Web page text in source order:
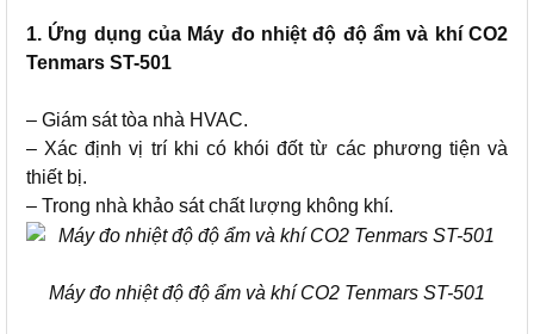
1. Ứng dụng của Máy đo nhiệt độ độ ẩm và khí CO2
Tenmars ST-501
– Giám sát tòa nhà HVAC.
– Xác định vị trí khi có khói đốt từ các phương tiện và
thiết bị.
– Trong nhà khảo sát chất lượng không khí.
Máy đo nhiệt độ độ ẩm và khí CO2 Tenmars ST-501